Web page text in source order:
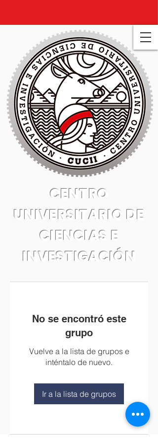
CENTRO
UNIVERSITARIO DE
CIENCIAS E
INVESTIGACIÓN
No se encontró este
grupo
Vuelve a la lista de grupos e
inténtalo de nuevo.
Ir a la lista de grupos